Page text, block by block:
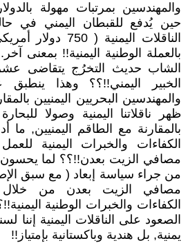
والمهندسين بمرتبات مهولة
حين يُدفع للقبطان اليمني في
الناقلات اليمنية
بالعملة الوطنية اليمنية!! بمعنى
الشاب حديث التخرُج يتقاضى
الخبير اليمني!!؟؟ وهذا
والمهندسين البحريين اليمنيين
ظهر ناقلاتنا اليمنية وصولا
بالمقارنة مع الطاقم اليمنيين, ما
الكفاءات والخبرات اليمنية
مصافي الزيت بعدن!!؟؟ لما يحسون
من جراء سياسة إبعاد ( مع سبق
مصافي الزيت بعدن من خلال
الكفاءات والخبرات الوطنية
الصعود على الناقلات اليمنية إننا
يمنية, بل هندية وباكستانية بإمتياز!!